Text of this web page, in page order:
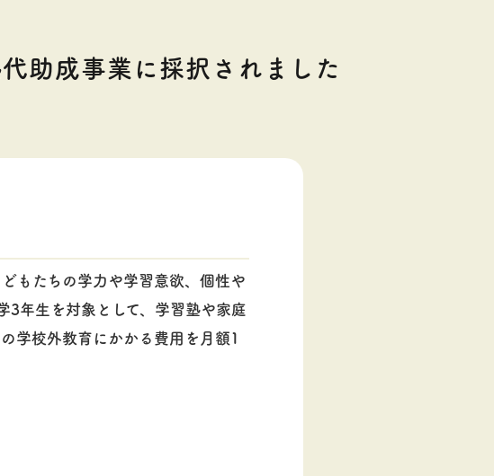
助成事業に採択されました
もたちの学力や学習意欲、個性や
3年生を対象として、学習塾や家庭
学校外教育にかかる費用を月額1